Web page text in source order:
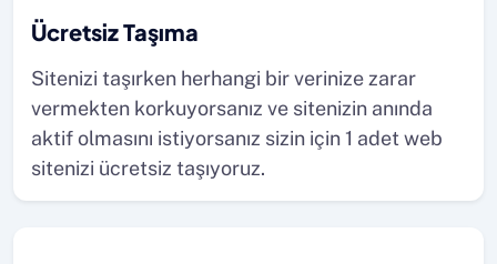
Ücretsiz Taşıma
Sitenizi taşırken herhangi bir verinize zarar
vermekten korkuyorsanız ve sitenizin anında
aktif olmasını istiyorsanız sizin için 1 adet web
sitenizi ücretsiz taşıyoruz.